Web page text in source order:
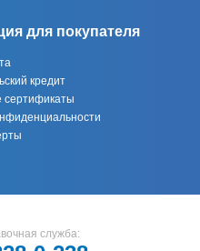
для покупателя
кредит
сертификаты
служба: